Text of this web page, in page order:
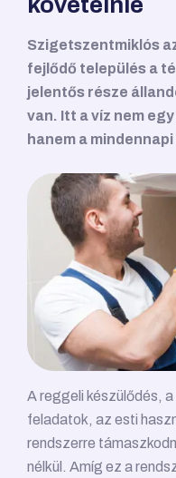
Szigetszentmiklós
fejlődő település a
jelentős része
van. Itt a víz nem
hanem a
A reggeli készülődés,
feladatok, az esti
rendszerre
nélkül. Amíg ez a